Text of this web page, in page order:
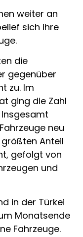
weiter an
sich ihre
die
gegenüber
zu. Im
ging die Zahl
Insgesamt
neu
Anteil
gefolgt von
und
in der Türkei
Monatsende
Fahrzeuge.